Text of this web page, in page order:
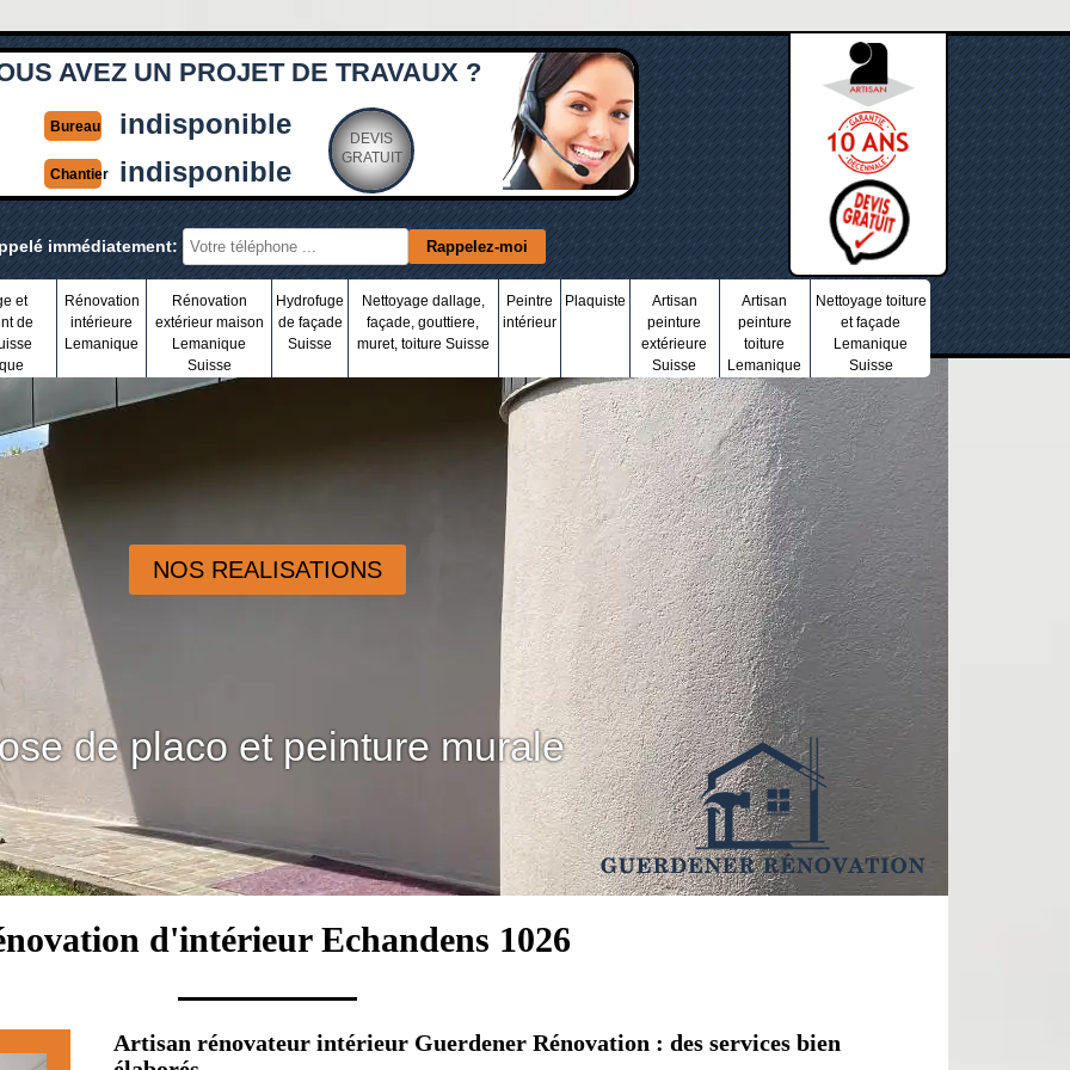
AVEZ UN PROJET DE TRAVAUX ?
Bureau indisponible
Chantier indisponible
DEVIS
GRATUIT
immédiatement:
et
de
Rénovation
intérieure
Lemanique
Rénovation
extérieur maison
Lemanique
Suisse
Hydrofuge
de façade
Suisse
Nettoyage dallage,
façade, gouttiere,
muret, toiture Suisse
Peintre
intérieur
Plaquiste
Artisan
peinture
extérieure
Suisse
Artisan
peinture
toiture
Lemanique
Nettoyage toiture
et façade
Lemanique
Suisse
NOS REALISATIONS
de placo et peinture murale
d'intérieur Echandens 1026
Artisan rénovateur intérieur Guerdener Rénovation : des services bien